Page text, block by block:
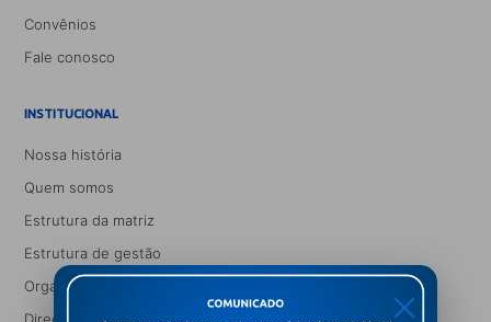
Convênios
Fale conosco
INSTITUCIONAL
Nossa história
Quem somos
Estrutura da matriz
Estrutura de gestão
Organograma médico
X